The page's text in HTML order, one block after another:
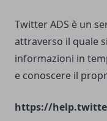
Twitter ADS è un
attraverso il quale
informazioni in
e conoscere il
https://